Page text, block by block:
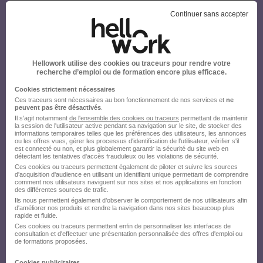
Continuer sans accepter
Hellowork utilise des cookies ou traceurs pour rendre votre
recherche d’emploi ou de formation encore plus efficace.
Cookies strictement nécessaires
Ces traceurs sont nécessaires au bon fonctionnement de nos services et ne
peuvent pas être désactivés
Il s'agit notamment de l'ensemble des cookies ou traceurs permettant de maintenir
la session de l'utilisateur active pendant sa navigation sur le site, de stocker des
informations temporaires telles que les préférences des utilisateurs, les annonces
ou les offres vues, gérer les processus d'identification de l'utilisateur, vérifier s'il
est connecté ou non, et plus globalement garantir la sécurité du site web en
détectant les tentatives d'accès frauduleux ou les violations de sécurité.
Ces cookies ou traceurs permettent également de piloter et suivre les sources
d'acquisition d'audience en utilisant un identifiant unique permettant de comprendre
comment nos utilisateurs naviguent sur nos sites et nos applications en fonction
des différentes sources de trafic.
Ils nous permettent également d’observer le comportement de nos utilisateurs afin
d'améliorer nos produits et rendre la navigation dans nos sites beaucoup plus
rapide et fluide.
Ces cookies ou traceurs permettent enfin de personnaliser les interfaces de
consultation et d'effectuer une présentation personnalisée des offres d'emploi ou
de formations proposées.